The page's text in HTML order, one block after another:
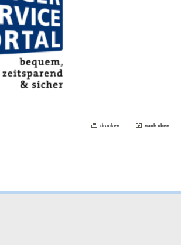
drucken nach oben